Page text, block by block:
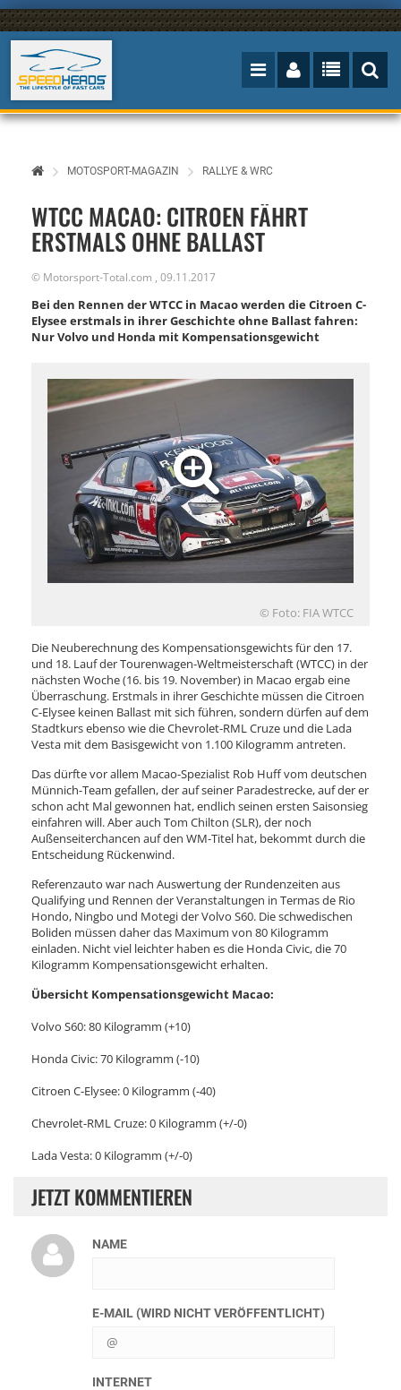
MOTOSPORT-MAGAZIN RALLYE & WRC
WTCC MACAO: CITROEN FÄHRT
ERSTMALS OHNE BALLAST
© Motorsport-Total.com , 09.11.2017
Bei den Rennen der WTCC in Macao werden die Citroen C-
Elysee erstmals in ihrer Geschichte ohne Ballast fahren:
Nur Volvo und Honda mit Kompensationsgewicht
© Foto: FIA WTCC
Die Neuberechnung des Kompensationsgewichts für den 17.
und 18. Lauf der Tourenwagen-Weltmeisterschaft (WTCC) in der
nächsten Woche (16. bis 19. November) in Macao ergab eine
Überraschung. Erstmals in ihrer Geschichte müssen die Citroen
C-Elysee keinen Ballast mit sich führen, sondern dürfen auf dem
Stadtkurs ebenso wie die Chevrolet-RML Cruze und die Lada
Vesta mit dem Basisgewicht von 1.100 Kilogramm antreten.
Das dürfte vor allem Macao-Spezialist Rob Huff vom deutschen
Münnich-Team gefallen, der auf seiner Paradestrecke, auf der er
schon acht Mal gewonnen hat, endlich seinen ersten Saisonsieg
einfahren will. Aber auch Tom Chilton (SLR), der noch
Außenseiterchancen auf den WM-Titel hat, bekommt durch die
Entscheidung Rückenwind.
Referenzauto war nach Auswertung der Rundenzeiten aus
Qualifying und Rennen der Veranstaltungen in Termas de Rio
Hondo, Ningbo und Motegi der Volvo S60. Die schwedischen
Boliden müssen daher das Maximum von 80 Kilogramm
einladen. Nicht viel leichter haben es die Honda Civic, die 70
Kilogramm Kompensationsgewicht erhalten.
Übersicht Kompensationsgewicht Macao:
Volvo S60: 80 Kilogramm (+10)
Honda Civic: 70 Kilogramm (-10)
Citroen C-Elysee: 0 Kilogramm (-40)
Chevrolet-RML Cruze: 0 Kilogramm (+/-0)
Lada Vesta: 0 Kilogramm (+/-0)
JETZT KOMMENTIEREN
NAME
E-MAIL (WIRD NICHT VERÖFFENTLICHT)
INTERNET